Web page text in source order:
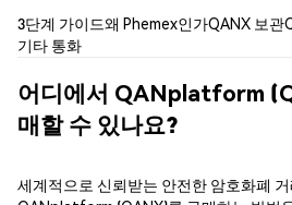
3단계 가이드왜 Phemex인가QANX 보관
기타 통화
어디에서 QANplatform
매할 수 있나요?
세계적으로 신뢰받는 안전한 암호화폐